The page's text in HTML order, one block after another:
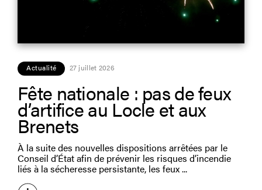
Actualité 27 juillet 2026
Fête nationale : pas de feux
d’artifice au Locle et aux
Brenets
À la suite des nouvelles dispositions arrêtées par le
Conseil d’État afin de prévenir les risques d’incendie
liés à la sécheresse persistante, les feux